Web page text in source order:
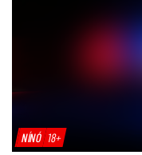
NÍNÓ 18+